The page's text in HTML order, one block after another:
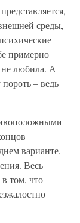
среды,
примерно
не любила. А
– ведь
варианте,
Весь
том, что